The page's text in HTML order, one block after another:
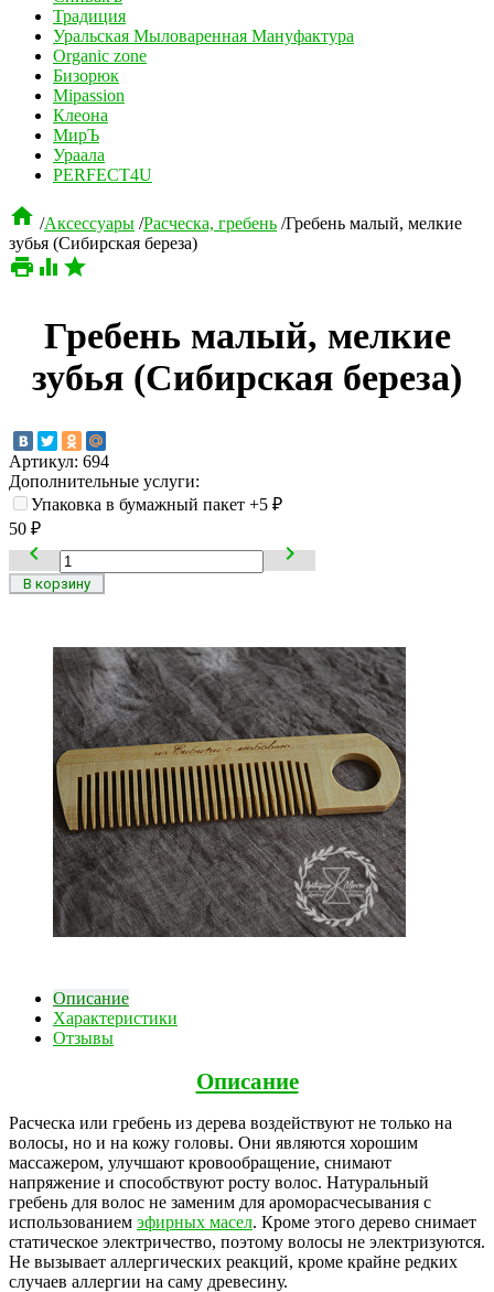
Традиция
Уральская Мыловаренная Мануфактура
Organic zone
Бизорюк
Mipassion
Клеона
МирЪ
Ураала
PERFECT4U
 /Аксессуары /Расческа, гребень /Гребень малый, мелкие
зубья (Сибирская береза)
  
Гребень малый, мелкие
зубья (Сибирская береза)
Артикул: 694
Дополнительные услуги:
Упаковка в бумажный пакет +5 ₽
50 ₽
 
Описание
Характеристики
Отзывы
Описание
Расческа или гребень из дерева воздействуют не только на
волосы, но и на кожу головы. Они являются хорошим
массажером, улучшают кровообращение, снимают
напряжение и способствуют росту волос. Натуральный
гребень для волос не заменим для ароморасчесывания с
использованием эфирных масел. Кроме этого дерево снимает
статическое электричество, поэтому волосы не электризуются.
Не вызывает аллергических реакций, кроме крайне редких
случаев аллергии на саму древесину.